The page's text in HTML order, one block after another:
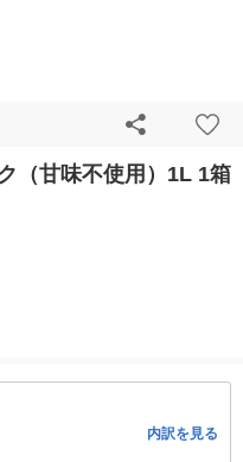
（甘味不使用）1L 1箱
内訳を見る